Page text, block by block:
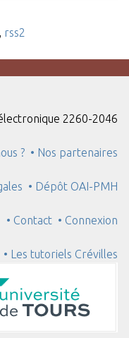
rss2
2260-2046
? • Nos partenaires
• Dépôt OAI-PMH
• Contact • Connexion
• Les tutoriels Crévilles